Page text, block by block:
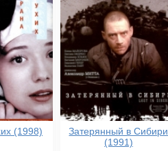
(1998)
Затерянный в Сибири
(1991)